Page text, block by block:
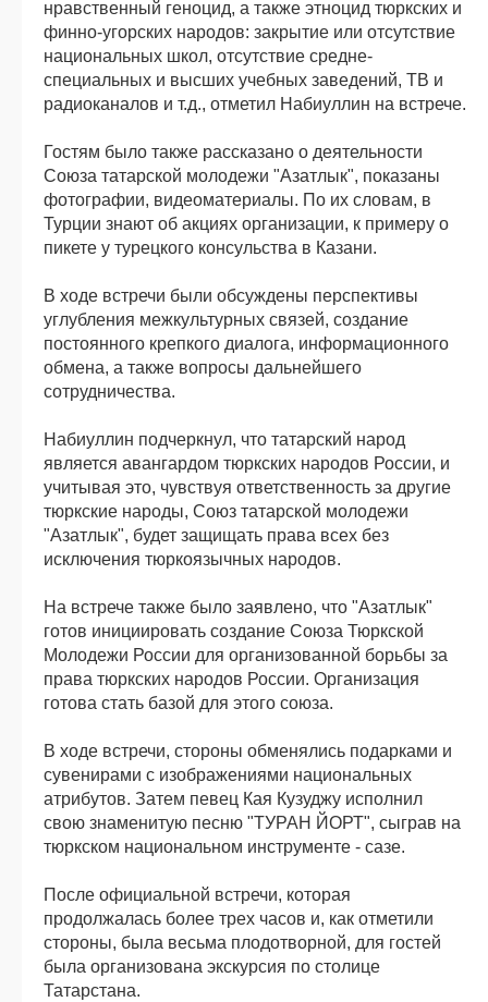
нравственный геноцид, а также этноцид тюркских и
финно-угорских народов: закрытие или отсутствие
национальных школ, отсутствие средне-
специальных и высших учебных заведений, ТВ и
радиоканалов и т.д., отметил Набиуллин на встрече.
Гостям было также рассказано о деятельности
Союза татарской молодежи "Азатлык", показаны
фотографии, видеоматериалы. По их словам, в
Турции знают об акциях организации, к примеру о
пикете у турецкого консульства в Казани.
В ходе встречи были обсуждены перспективы
углубления межкультурных связей, создание
постоянного крепкого диалога, информационного
обмена, а также вопросы дальнейшего
сотрудничества.
Набиуллин подчеркнул, что татарский народ
является авангардом тюркских народов России, и
учитывая это, чувствуя ответственность за другие
тюркские народы, Союз татарской молодежи
"Азатлык", будет защищать права всех без
исключения тюркоязычных народов.
На встрече также было заявлено, что "Азатлык"
готов инициировать создание Союза Тюркской
Молодежи России для организованной борьбы за
права тюркских народов России. Организация
готова стать базой для этого союза.
В ходе встречи, стороны обменялись подарками и
сувенирами с изображениями национальных
атрибутов. Затем певец Кая Кузуджу исполнил
свою знаменитую песню "ТУРАН ЙОРТ", сыграв на
тюркском национальном инструменте - сазе.
После официальной встречи, которая
продолжалась более трех часов и, как отметили
стороны, была весьма плодотворной, для гостей
была организована экскурсия по столице
Татарстана.